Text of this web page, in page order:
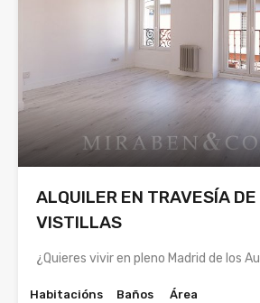
ALQUILER EN TRAVESÍA
VISTILLAS
¿Quieres vivir en pleno Madrid de los
Habitacións
Baños
Área